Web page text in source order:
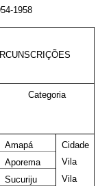
1958
Categoria
Amapá
Cidade
Aporema
Vila
Sucuriju
Vila